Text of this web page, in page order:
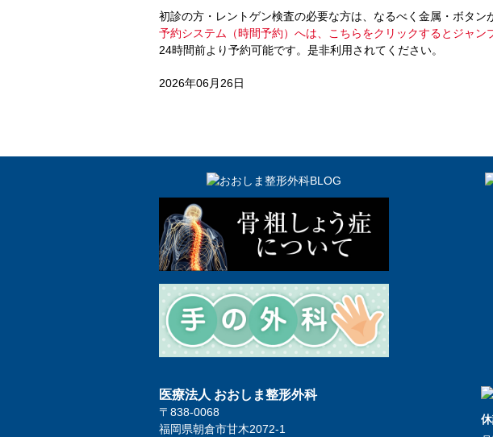
初診の方・レントゲン検査の必要な方は、なるべく金属・ボタン
予約システム（時間予約）へは、こちらをクリックするとジャン
24時間前より予約可能です。是非利用されてください。
2026年06月26日
医療法人 おおしま整形外科
〒838-0068
福岡県朝倉市甘木2072-1